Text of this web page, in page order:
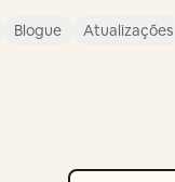
Blogue Atualizações